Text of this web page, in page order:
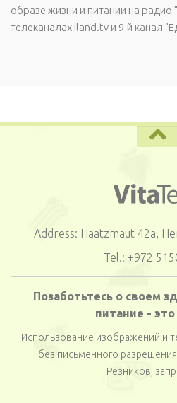
образе жизни и питании на радио
телеканалах iland.tv и 9-й канал
Address: Haatzmaut 42a,
Tel.: +972
Позаботьтесь о своем
питание - это
Использование изображений и
без письменного
Резников,